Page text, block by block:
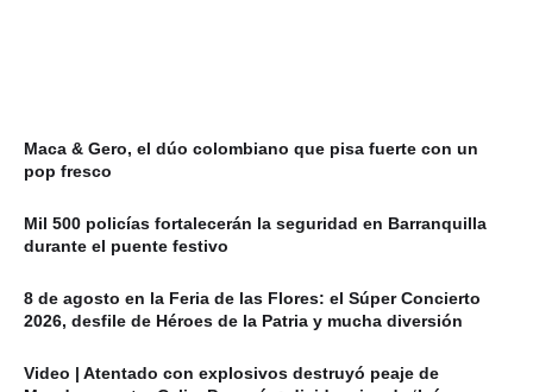
Maca & Gero, el dúo colombiano que pisa fuerte con un
pop fresco
Mil 500 policías fortalecerán la seguridad en Barranquilla
durante el puente festivo
8 de agosto en la Feria de las Flores: el Súper Concierto
2026, desfile de Héroes de la Patria y mucha diversión
Video | Atentado con explosivos destruyó peaje de